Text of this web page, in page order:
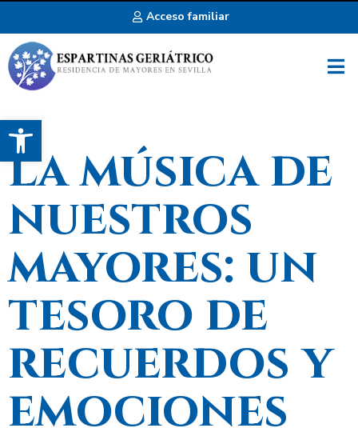
Abrir barra de herramientas
Acceso familiar
La música de
nuestros
mayores: un
tesoro de
recuerdos y
emociones